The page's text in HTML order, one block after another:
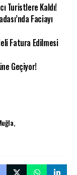
Turistlere Kaldı!
Faciayı
Fatura Edilmesi
Geçiyor!